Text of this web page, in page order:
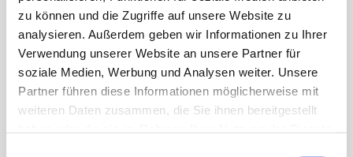
zu können und die Zugriffe auf unsere Website zu
analysieren. Außerdem geben wir Informationen zu Ihrer
Verwendung unserer Website an unsere Partner für
soziale Medien, Werbung und Analysen weiter. Unsere
Partner führen diese Informationen möglicherweise mit
weiteren Daten zusammen, die Sie ihnen bereitgestellt
स्टिकपैक